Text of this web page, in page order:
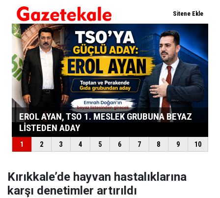
Kırıkkale’de hayvan hastalıklarına
karşı denetimler artırıldı